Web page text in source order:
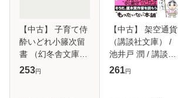
【中古】 子育て侍
酔いどれ小籐次留
書 （幻冬舎文庫）
/ 佐伯 泰英 / 幻冬
253円
【中古】 架空通貨
（講談社文庫） /
池井戸 潤 / 講談社
[文庫]【メール便送
261円